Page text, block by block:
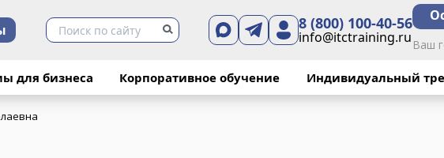
8 (800) 100-40-56
info@itctraining.ru Ваш
для бизнеса Корпоративное обучение Индивидуальный